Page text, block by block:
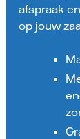
afspraak
op jouw